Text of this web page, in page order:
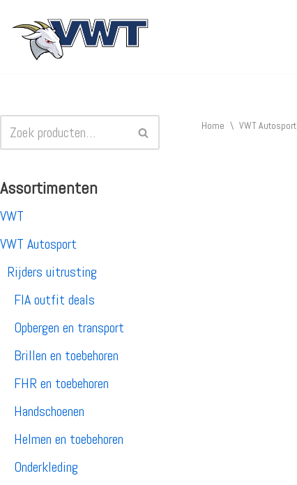
Ga
Assortimenten
VWT
VWT Autosport
Rijders uitrusting
FIA outfit deals
Opbergen en transport
Brillen en toebehoren
FHR en toebehoren
Handschoenen
Helmen en toebehoren
Onderkleding
Home \ VWT Autosport